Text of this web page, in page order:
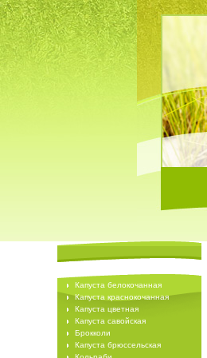
Капуста белокочанная
Капуста краснокочанная
Капуста цветная
Капуста савойская
Брокколи
Капуста брюссельская